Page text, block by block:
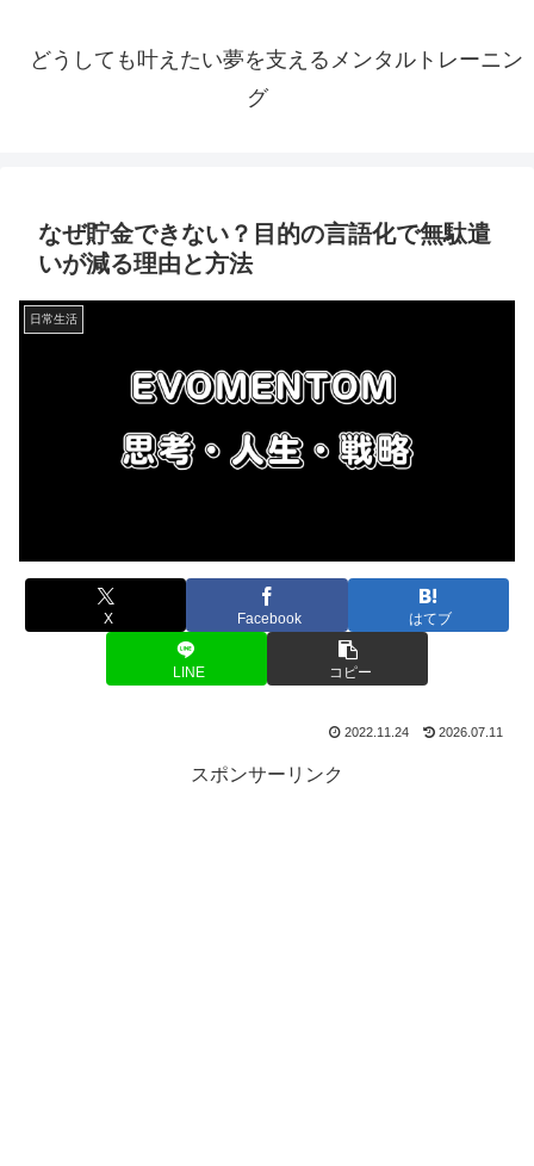
どうしても叶えたい夢を支えるメンタルトレーニン
グ
なぜ貯金できない？目的の言語化で無駄遣
いが減る理由と方法
日常生活
X Facebook はてブ
LINE コピー
2022.11.24 2026.07.11
スポンサーリンク